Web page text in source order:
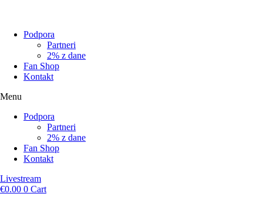
Podpora
Partneri
2% z dane
Fan Shop
Kontakt
Menu
Podpora
Partneri
2% z dane
Fan Shop
Kontakt
Livestream
€0.00 0 Cart